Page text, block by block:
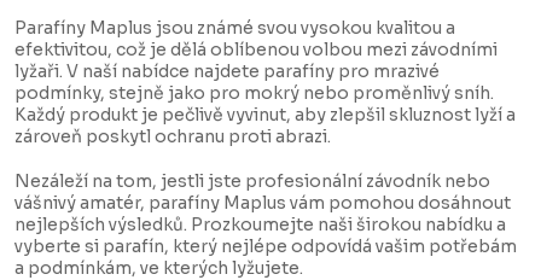
v
l
á
d
a
c
í
p
Parafíny Maplus jsou známé svou vysokou kvalitou a
efektivitou, což je dělá oblíbenou volbou mezi závodními
lyžaři. V naší nabídce najdete parafíny pro mrazivé
podmínky, stejně jako pro mokrý nebo proměnlivý sníh.
Každý produkt je pečlivě vyvinut, aby zlepšil skluznost lyží a
zároveň poskytl ochranu proti abrazi.
Nezáleží na tom, jestli jste profesionální závodník nebo
vášnivý amatér, parafíny Maplus vám pomohou dosáhnout
nejlepších výsledků. Prozkoumejte naši širokou nabídku a
vyberte si parafín, který nejlépe odpovídá vašim potřebám
a podmínkám, ve kterých lyžujete.